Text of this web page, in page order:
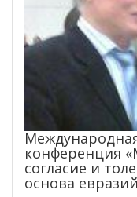
конференция
согласие и
основа